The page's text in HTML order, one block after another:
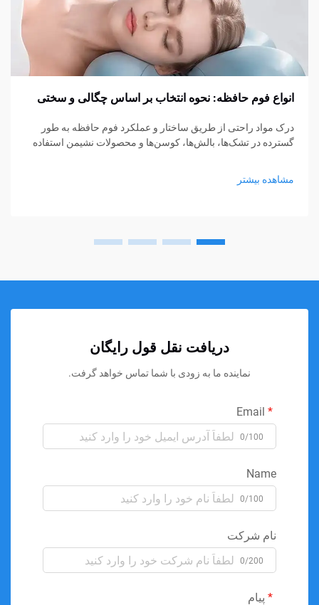
انواع فوم حافظه: نحوه انتخاب بر اساس چگالی و سختی
درک مواد راحتی از طریق ساختار و عملکرد فوم حافظه به طور
گسترده در تشک‌ها، بالش‌ها، کوسن‌ها و محصولات نشیمن استفاده
مشاهده بیشتر
دریافت نقل قول رایگان
نماینده ما به زودی با شما تماس خواهد گرفت.
0/100
Name
0/100
نام شرکت
0/200
پیام